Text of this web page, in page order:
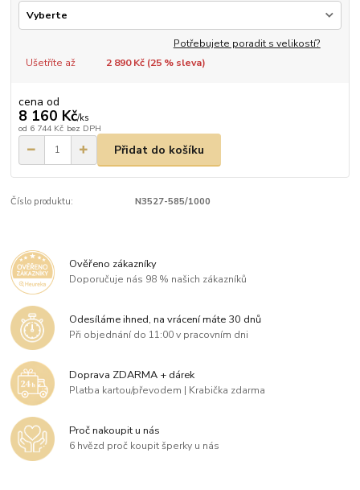
Potřebujete poradit s velikostí?
Ušetříte až
2 890 Kč (25% sleva)
cena od
8 160 Kč/ks
od 6 744 Kč bez DPH
Přidat do košíku
Číslo produktu: N3527-585/1000
Ověřeno zákazníky
Doporučuje nás 98 % našich zákazníků
Odesíláme ihned, na vrácení máte 30 dnů
Při objednání do 11:00 v pracovním dni
Doprava ZDARMA + dárek
Platba kartou/převodem | Krabička zdarma
Proč nakoupit u nás
6 hvězd proč koupit šperky u nás